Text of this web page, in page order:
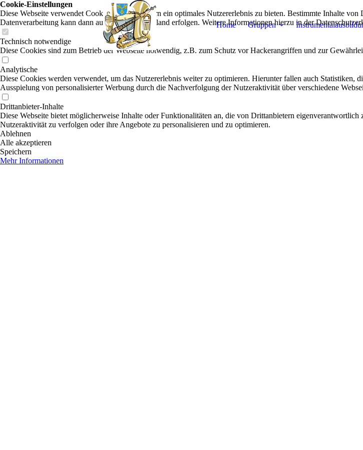
Home Gruppen
Cookie-Einstellungen
Diese Webseite verwendet Cookies, um Besuchern ein optimales Nutzererlebnis zu bieten. Bestimmte Inhalte
Datenverarbeitung kann dann auch in einem Drittland erfolgen. Weitere Informationen hierzu in der
Technisch notwendige
Diese Cookies sind zum Betrieb der Webseite notwendig, z.B. zum Schutz vor Hackerangriffen und zur
Analytische
Diese Cookies werden verwendet, um das Nutzererlebnis weiter zu optimieren. Hierunter fallen auch Statistiken,
Ausspielung von personalisierter Werbung durch die Nachverfolgung der Nutzeraktivität über verschiedene
Drittanbieter-Inhalte
Diese Webseite bietet möglicherweise Inhalte oder Funktionalitäten an, die von Drittanbietern
Nutzeraktivität zu verfolgen oder ihre Angebote zu personalisieren und zu optimieren.
Ablehnen
Alle akzeptieren
Speichern
Mehr Informationen